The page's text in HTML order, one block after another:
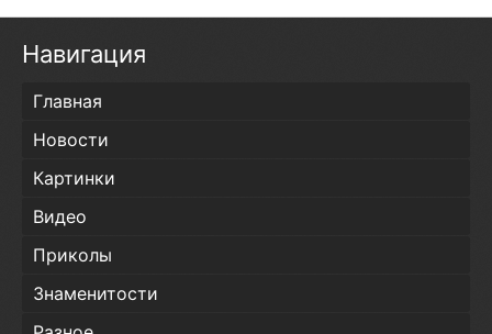
Навигация
Главная
Новости
Картинки
Видео
Приколы
Знаменитости